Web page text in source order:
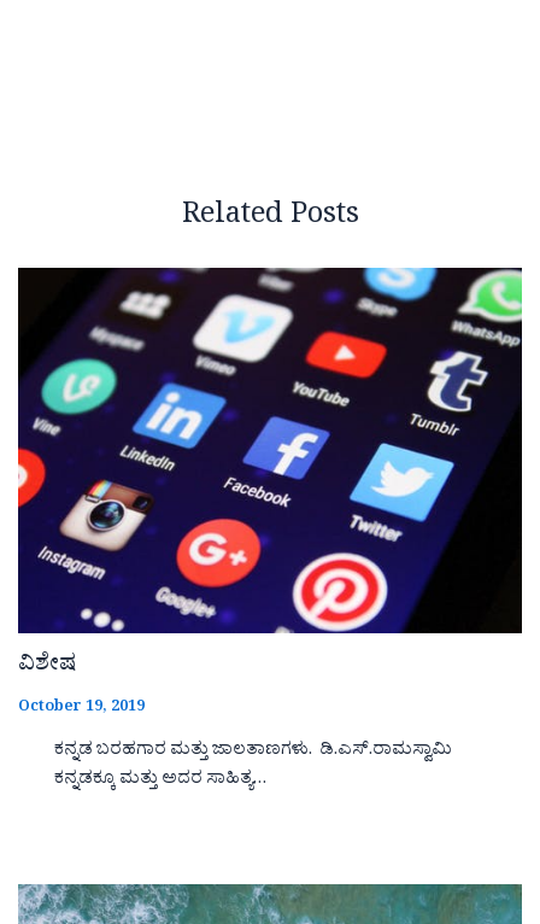
Related Posts
ವಿಶೇಷ
October 19, 2019
ಕನ್ನಡ ಬರಹಗಾರ ಮತ್ತು ಜಾಲತಾಣಗಳು. ಡಿ.ಎಸ್.ರಾಮಸ್ವಾಮಿ
ಕನ್ನಡಕ್ಕೂ ಮತ್ತು ಅದರ ಸಾಹಿತ್ಯ…